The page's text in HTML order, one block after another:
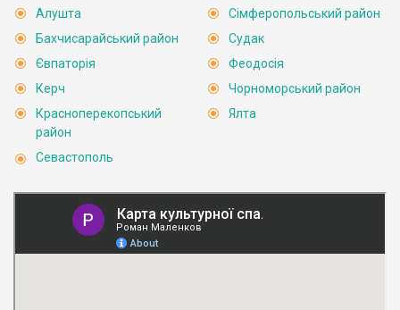
Алушта
Бахчисарайський район
Євпаторія
Керч
Красноперекопський
район
Севастополь
Сімферопольський район
Судак
Феодосія
Чорноморський район
Ялта